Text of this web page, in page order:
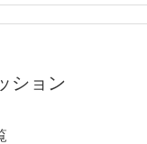
ション